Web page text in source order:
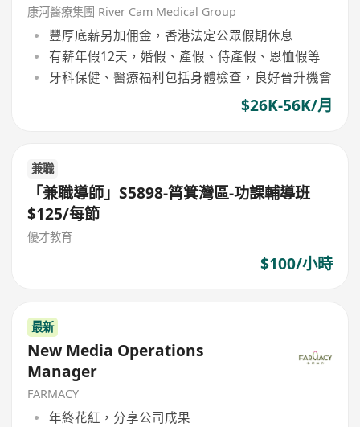
康河醫療集團 River Cam Medical Group
豐厚底薪另加佣金，香港法定公眾假期休息
有薪年假12天，婚假、產假、侍產假、恩恤假等
牙科保健、醫療福利包括身體檢查，良好晉升機會
$26K-56K/月
兼職
「兼職導師」S5898-筲箕灣區-功課輔導班
$125/每節
優才教育
$100/小時
最新
New Media Operations
Manager
FARMACY
年終花紅，分享公司成果